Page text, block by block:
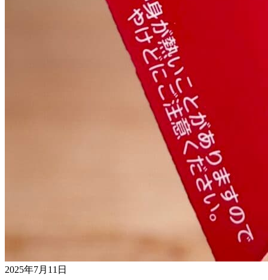
2025年7月11日